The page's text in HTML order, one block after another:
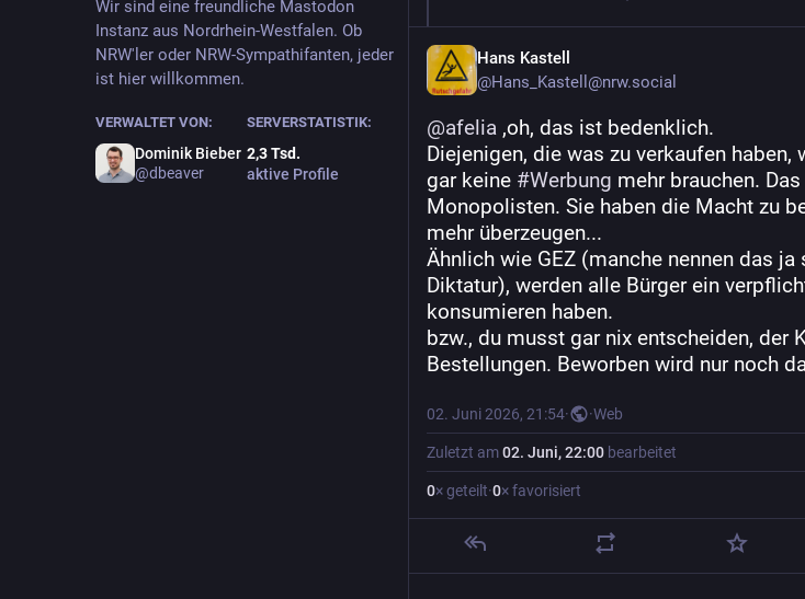
Wir sind eine freundliche Mastodon
Instanz aus Nordrhein-Westfalen. Ob
NRW'ler oder NRW-Sympathifanten, jeder
ist hier willkommen.
VERWALTET VON:
Dominik Bieber
@dbeaver
SERVERSTATISTIK:
2,3Tsd.
aktive Profile
Hans Kastell
@Hans_Kastell@nrw.social
@afelia ,oh, das ist bedenklich.
Diejenigen, die was zu verkaufen haben,
gar keine #Werbung mehr brauchen.
Monopolisten. Sie haben die Macht zu
mehr überzeugen...
Ähnlich wie GEZ (manche nennen das
Diktatur), werden alle Bürger ein
konsumieren haben.
bzw., du musst gar nix entscheiden, der
Bestellungen. Beworben wird nur noch
02. Juni 2026, 21:54· ·Web
Zuletzt am02. Juni, 22:00 bearbeitet
0× geteilt·0× favorisiert